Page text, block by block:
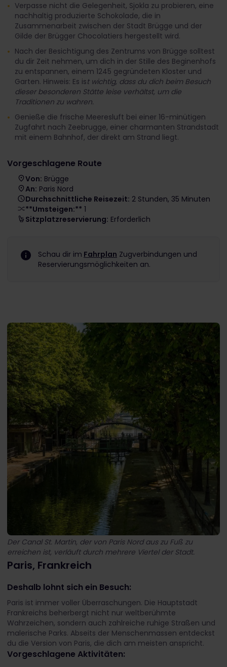
Verpasse nicht die Gelegenheit, Sjokla zu probieren, eine
nachhaltig produzierte Schokolade, die in
Zusammenarbeit zwischen der Stadt Brügge und der
Gilde der Brügger Chocolatiers hergestellt wird.
Nach der Besichtigung des Zentrums von Brügge solltest
du dir Zeit nehmen, um dich in der Stille des Beginenhofs
zu entspannen, einem 1245 gegründeten Kloster und
Garten. Hinweis: Es ist wichtig, dass du dich beim Besuch
dieser besonderen Stätte leise verhältst, um die
Traditionen zu wahren.
Genieße die frische Meeresluft bei einer 16-minütigen
Zugfahrt nach Zeebrugge, einer charmanten Strandstadt
mit einem Bahnhof, der direkt am Strand liegt.
Vorgeschlagene Route
Von: Brügge
An: Paris Nord
Durchschnittliche Reisezeit: 2 Stunden, 35 Minuten
**Umsteigen:** 1
Sitzplatzreservierung: Erforderlich
Schau dir im Fahrplan Zugverbindungen und
Reservierungsmöglichkeiten an.
Der Canal St. Martin, der von Paris Nord aus zu Fuß zu
erreichen ist, verläuft durch mehrere Viertel der Stadt.
Paris, Frankreich
Deshalb lohnt sich ein Besuch:
Paris ist immer voller Überraschungen. Die Hauptstadt
Frankreichs beherbergt nicht nur weltberühmte
Wahrzeichen, sondern auch zahlreiche ruhige Straßen und
malerische Parks. Abseits der Menschenmassen entdeckst
du die Version von Paris, die dich am meisten anspricht.
Vorgeschlagene Aktivitäten: